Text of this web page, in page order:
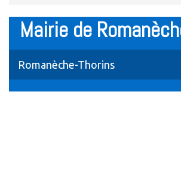
Mairie de
Romanèche-Thorins